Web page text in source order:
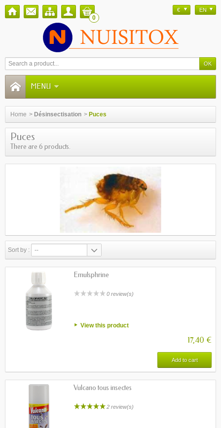
€ EN
0
MENU
Home > Désinsectisation > Puces
Puces
There are 6 products.
Sort by : --
Emulsphrine
0 review(s)
View this product
17,40 €
Add to cart
Vulcano tous insectes
2 review(s)